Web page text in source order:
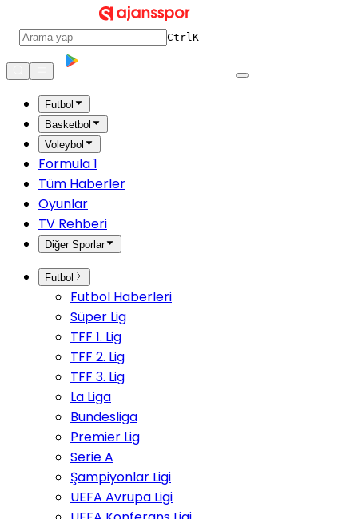
CtrlK
Futbol
Basketbol
Voleybol
Formula 1
Tüm Haberler
Oyunlar
TV Rehberi
Diğer Sporlar
Futbol
Futbol Haberleri
Süper Lig
TFF 1. Lig
TFF 2. Lig
TFF 3. Lig
La Liga
Bundesliga
Premier Lig
Serie A
Şampiyonlar Ligi
UEFA Avrupa Ligi